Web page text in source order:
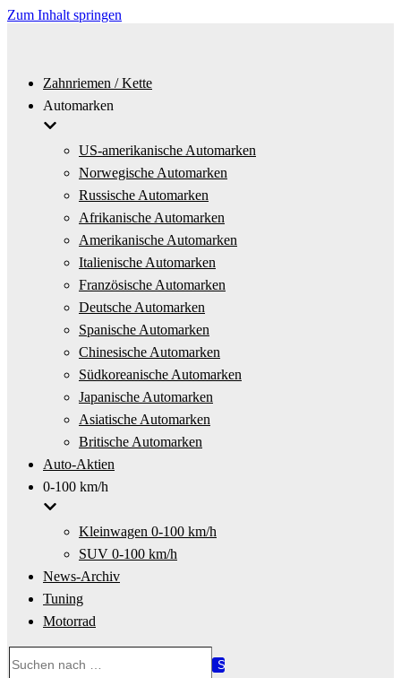
Zum Inhalt springen
Zahnriemen / Kette
Automarken
US-amerikanische Automarken
Norwegische Automarken
Russische Automarken
Afrikanische Automarken
Amerikanische Automarken
Italienische Automarken
Französische Automarken
Deutsche Automarken
Spanische Automarken
Chinesische Automarken
Südkoreanische Automarken
Japanische Automarken
Asiatische Automarken
Britische Automarken
Auto-Aktien
0-100 km/h
Kleinwagen 0-100 km/h
SUV 0-100 km/h
News-Archiv
Tuning
Motorrad
nach …